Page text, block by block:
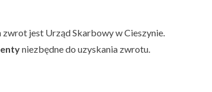
jest Urząd Skarbowy w Cieszynie.
niezbędne do uzyskania zwrotu.